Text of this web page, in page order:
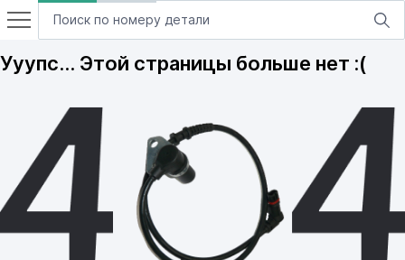
Ууупс… Этой страницы больше нет :(